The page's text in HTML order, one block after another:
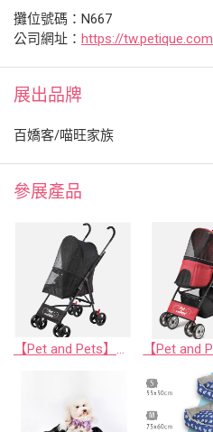
攤位號碼：N667
公司網址： https://tw.petique.com
展出品牌
百嬌客/喵旺家族
參展產品
【Pet and Pets】EZ Rider 小推車 - 黑